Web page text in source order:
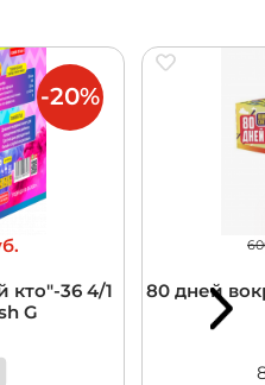
кто"-36 4/1
G
-20%
80 дней